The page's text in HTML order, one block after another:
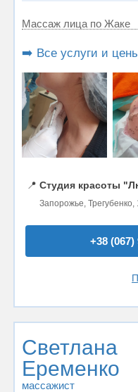
Массаж лица по Жаке
➡️ Все услуги и
📍 Студия красоты
Запорожье,
+38 (067)
Светлана
Еременко
массажист